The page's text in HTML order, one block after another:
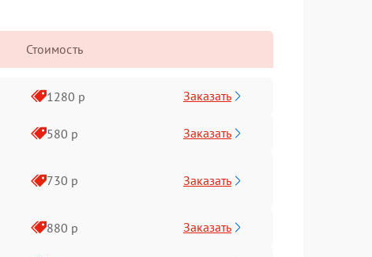
Стоимость
1280 р Заказать
580 р Заказать
730 р Заказать
880 р Заказать